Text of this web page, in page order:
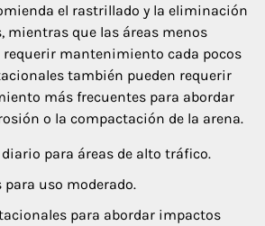
el rastrillado y la eliminación
mientras que las áreas menos
requerir mantenimiento cada pocos
también pueden requerir
más frecuentes para abordar
o la compactación de la arena.
para áreas de alto tráfico.
para uso moderado.
para abordar impactos